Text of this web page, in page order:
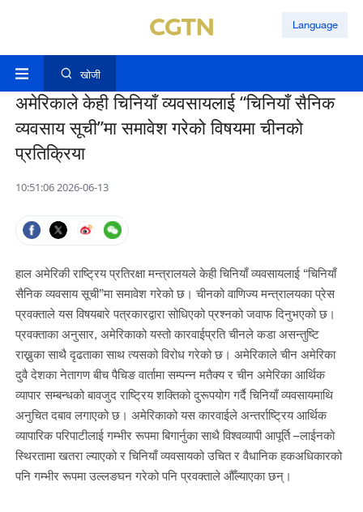
Language
खोजी
अमेरिकाले केही चिनियाँ व्यवसायलाई “चिनियाँ सैनिक
व्यवसाय सूची”मा समावेश गरेको विषयमा चीनको
प्रतिक्रिया
10:51:06 2026-06-13
हाल अमेरिकी राष्ट्रिय प्रतिरक्षा मन्त्रालयले केही चिनियाँ व्यवसायलाई “चिनियाँ
सैनिक व्यवसाय सूची”मा समावेश गरेको छ। चीनको वाणिज्य मन्त्रालयका प्रेस
प्रवक्ताले यस विषयबारे पत्रकारद्वारा सोधिएको प्रश्नको जवाफ दिनुभएको छ।
प्रवक्ताका अनुसार, अमेरिकाको यस्तो कारवाईप्रति चीनले कडा असन्तुष्टि
राख्नुका साथै दृढताका साथ त्यसको विरोध गरेको छ। अमेरिकाले चीन अमेरिका
दुवै देशका नेतागण बीच पैचिङ वार्तामा सम्पन्न मतैक्य र चीन अमेरिका आर्थिक
व्यापार सम्बन्धको बावजुद राष्ट्रिय शक्तिको दुरूपयोग गर्दै चिनियाँ व्यवसायमाथि
अनुचित दबाव लगाएको छ। अमेरिकाको यस कारवाईले अन्तर्राष्ट्रिय आर्थिक
व्यापारिक परिपाटीलाई गम्भीर रूपमा बिगार्नुका साथै विश्वव्यापी आपूर्ति –लाईनको
स्थिरतामा खतरा ल्याएको र चिनियाँ व्यवसायको उचित र वैधानिक हकअधिकारको
पनि गम्भीर रूपमा उल्लङघन गरेको पनि प्रवक्ताले औँल्याएका छन्।